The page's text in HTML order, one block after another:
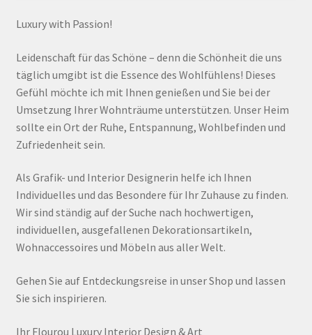
Luxury with Passion!
Leidenschaft für das Schöne – denn die Schönheit die uns
täglich umgibt ist die Essence des Wohlfühlens! Dieses
Gefühl möchte ich mit Ihnen genießen und Sie bei der
Umsetzung Ihrer Wohnträume unterstützen. Unser Heim
sollte ein Ort der Ruhe, Entspannung, Wohlbefinden und
Zufriedenheit sein.
Als Grafik- und Interior Designerin helfe ich Ihnen
Individuelles und das Besondere für Ihr Zuhause zu finden.
Wir sind ständig auf der Suche nach hochwertigen,
individuellen, ausgefallenen Dekorationsartikeln,
Wohnaccessoires und Möbeln aus aller Welt.
Gehen Sie auf Entdeckungsreise in unser Shop und lassen
Sie sich inspirieren.
Ihr Flourou Luxury Interior Design & Art